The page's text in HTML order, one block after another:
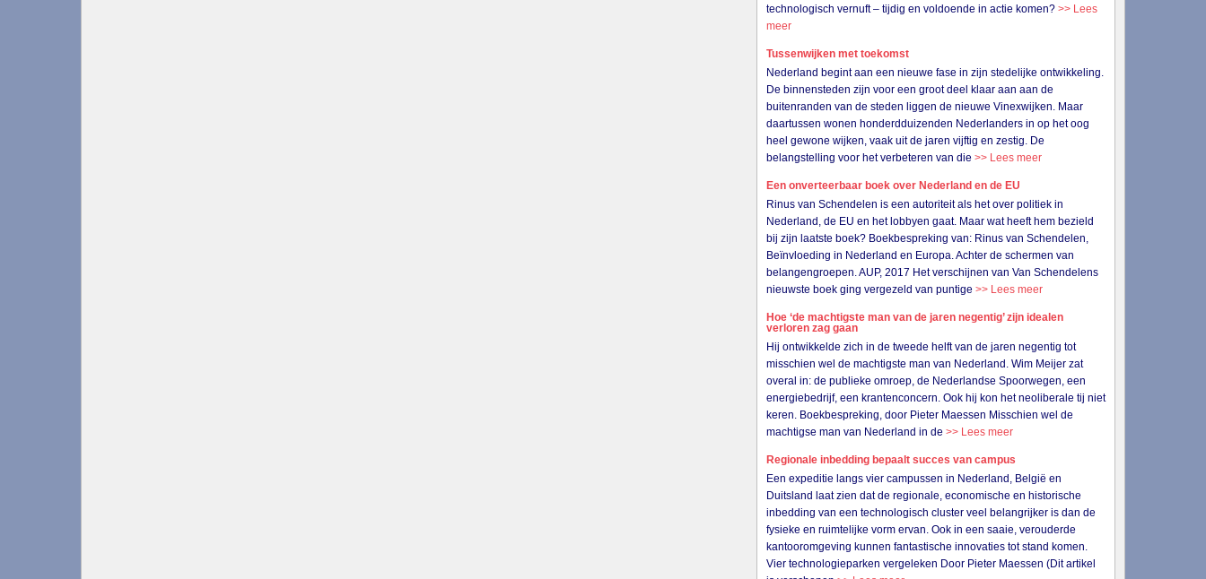
technologisch vernuft – tijdig en voldoende in actie komen?>> Lees
meer
Tussenwijken met toekomst
Nederland begint aan een nieuwe fase in zijn stedelijke ontwikkeling.
De binnensteden zijn voor een groot deel klaar aan aan de
buitenranden van de steden liggen de nieuwe Vinexwijken. Maar
daartussen wonen honderdduizenden Nederlanders in op het oog
heel gewone wijken, vaak uit de jaren vijftig en zestig. De
belangstelling voor het verbeteren van die>> Lees meer
Een onverteerbaar boek over Nederland en de EU
Rinus van Schendelen is een autoriteit als het over politiek in
Nederland, de EU en het lobbyen gaat. Maar wat heeft hem bezield
bij zijn laatste boek? Boekbespreking van: Rinus van Schendelen,
Beïnvloeding in Nederland en Europa. Achter de schermen van
belangengroepen. AUP, 2017 Het verschijnen van Van Schendelens
nieuwste boek ging vergezeld van puntige>> Lees meer
Hoe ‘de machtigste man van de jaren negentig’ zijn idealen
verloren zag gaan
Hij ontwikkelde zich in de tweede helft van de jaren negentig tot
misschien wel de machtigste man van Nederland. Wim Meijer zat
overal in: de publieke omroep, de Nederlandse Spoorwegen, een
energiebedrijf, een krantenconcern. Ook hij kon het neoliberale tij niet
keren. Boekbespreking, door Pieter Maessen Misschien wel de
machtigse man van Nederland in de>> Lees meer
Regionale inbedding bepaalt succes van campus
Een expeditie langs vier campussen in Nederland, België en
Duitsland laat zien dat de regionale, economische en historische
inbedding van een technologisch cluster veel belangrijker is dan de
fysieke en ruimtelijke vorm ervan. Ook in een saaie, verouderde
kantooromgeving kunnen fantastische innovaties tot stand komen.
Vier technologieparken vergeleken Door Pieter Maessen (Dit artikel